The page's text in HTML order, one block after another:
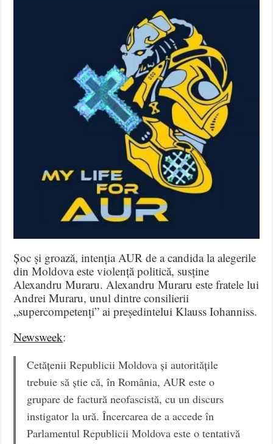
Șoc și groază, intenția AUR de a candida la alegerile
din Moldova este violență politică, susține
Alexandru Muraru. Alexandru Muraru este fratele lui
Andrei Muraru, unul dintre consilierii
„supercompetenți” ai președintelui Klauss Iohanniss.
Newsweek:
Cetățenii Republicii Moldova și autoritățile
trebuie să știe că, în România, AUR este o
grupare de factură neofascistă, cu un discurs
instigator la ură. Încercarea de a accede în
Parlamentul Republicii Moldova este o tentativă